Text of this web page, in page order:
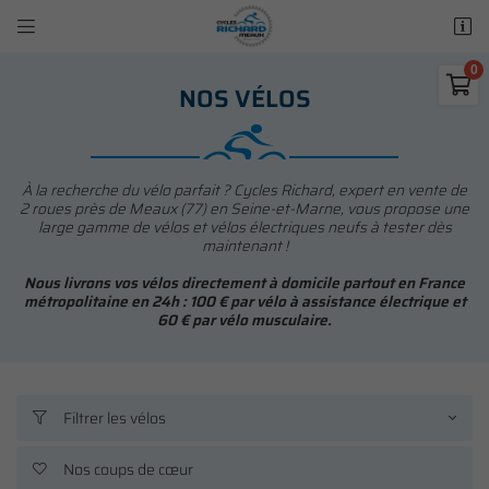
 

Adresse email de réception
NOS VÉLOS
À la recherche du vélo parfait ? Cycles Richard, expert en vente de
2 roues près de Meaux (77) en Seine-et-Marne, vous propose une
large gamme de vélos et vélos électriques neufs à tester dès
maintenant !
Nous livrons vos vélos directement à domicile partout en France
métropolitaine en 24h : 100 € par vélo à assistance électrique et
60 € par vélo musculaire.
 Filtrer les vélos
 Nos coups de cœur